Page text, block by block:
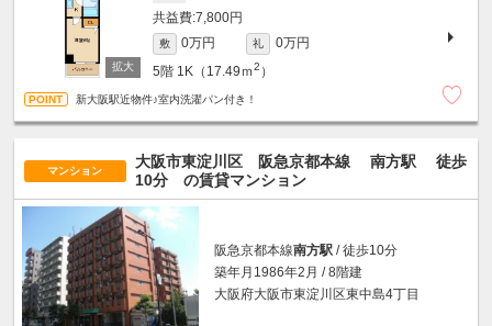
7,800円
敷 0万円 礼
0万円
5階 1K（17.49ｍ2 ）
新大阪駅近物件♪室内洗濯パン付き！
マンション
大阪市東淀川区 阪急京都本線 南方駅
徒歩
10分 の賃貸マンション
阪急京都本線南方駅 / 徒歩10分
築年月1986年2月 / 8階建
大阪府大阪市東淀川区東中島4丁目